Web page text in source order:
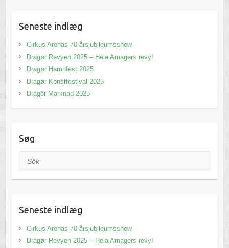
Seneste indlæg
Cirkus Arenas 70-årsjubileumsshow
Dragør Revyen 2025 – Hela Amagers revy!
Dragør Hamnfest 2025
Dragør Konstfestival 2025
Dragör Marknad 2025
Søg
Sök
Seneste indlæg
Cirkus Arenas 70-årsjubileumsshow
Dragør Revyen 2025 – Hela Amagers revy!